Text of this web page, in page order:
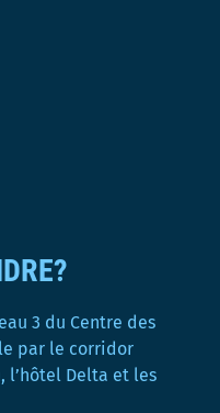
3 du Centre des
par le corridor
Delta et les